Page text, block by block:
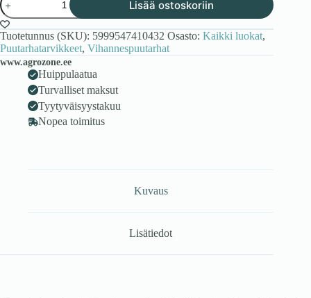
-
kurkun
ja
pavun
tukiverkko
1,7x20m
Lisää ostoskoriin
Tuotetunnus (SKU): 5999547410432 Osasto: Kaikki luokat,
Puutarhatarvikkeet, Vihannespuutarhat
www.agrozone.ee
Huippulaatua
Turvalliset maksut
Tyytyväisyystakuu
Nopea toimitus
Kuvaus
Lisätiedot